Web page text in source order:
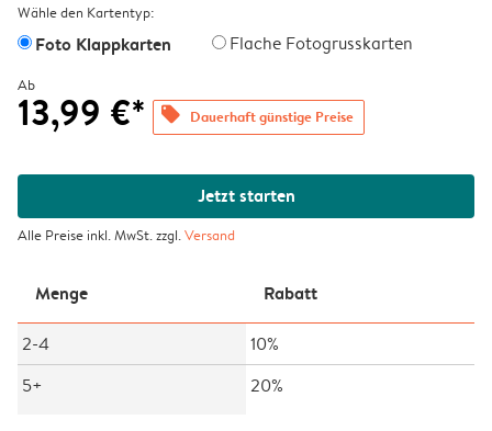
Wähle den Kartentyp:
Foto Klappkarten Flache Fotogrusskarten
Ab
13,99 €* offers Dauerhaft günstige Preise
Jetzt starten
Alle Preise inkl. MwSt. zzgl.Versand
Menge Rabatt
2-4
10%
5+
20%